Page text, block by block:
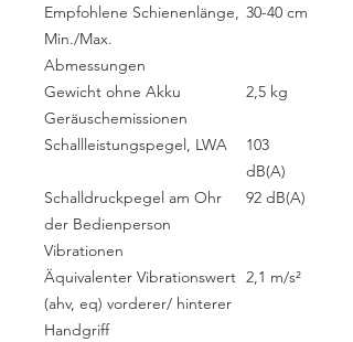
Empfohlene Schienenlänge,
Min./Max.
30-40 cm
Abmessungen
Gewicht ohne Akku
2,5 kg
Geräuschemissionen
Schallleistungspegel, LWA
103
dB(A)
Schalldruckpegel am Ohr
der Bedienperson
92 dB(A)
Vibrationen
Äquivalenter Vibrationswert
(ahv, eq) vorderer/ hinterer
Handgriff
2,1 m/s²